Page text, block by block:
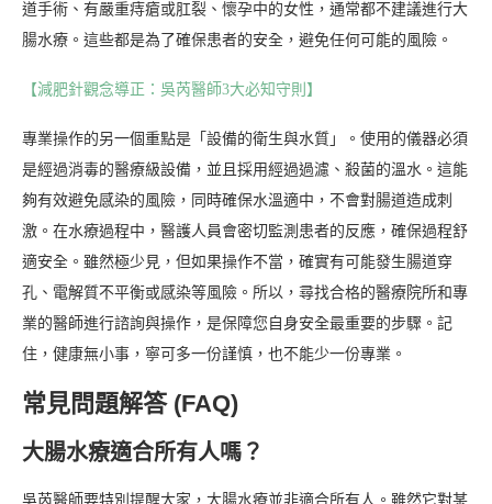
道手術、有嚴重痔瘡或肛裂、懷孕中的女性，通常都不建議進行大
腸水療。這些都是為了確保患者的安全，避免任何可能的風險。
【減肥針觀念導正：吳芮醫師3大必知守則】
專業操作的另一個重點是「設備的衛生與水質」。使用的儀器必須
是經過消毒的醫療級設備，並且採用經過過濾、殺菌的溫水。這能
夠有效避免感染的風險，同時確保水溫適中，不會對腸道造成刺
激。在水療過程中，醫護人員會密切監測患者的反應，確保過程舒
適安全。雖然極少見，但如果操作不當，確實有可能發生腸道穿
孔、電解質不平衡或感染等風險。所以，尋找合格的醫療院所和專
業的醫師進行諮詢與操作，是保障您自身安全最重要的步驟。記
住，健康無小事，寧可多一份謹慎，也不能少一份專業。
常見問題解答 (FAQ)
大腸水療適合所有人嗎？
吳芮醫師要特別提醒大家，大腸水療並非適合所有人。雖然它對某